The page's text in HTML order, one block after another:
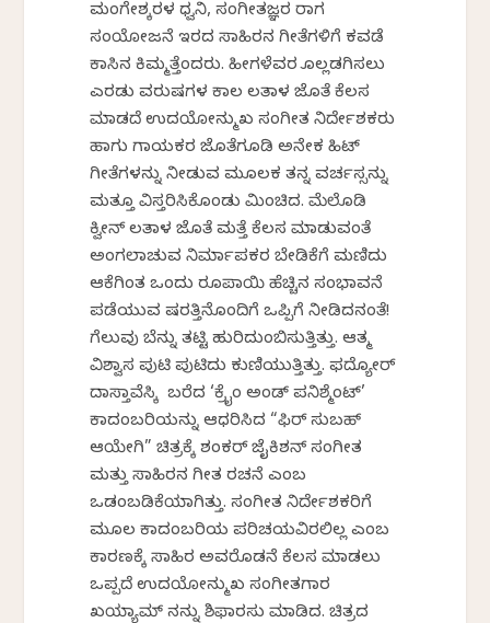
ಮಂಗೇಶ್ಕರಳ ಧ್ವನಿ, ಸಂಗೀತಜ್ಞರ ರಾಗ
ಸಂಯೋಜನೆ ಇರದ ಸಾಹಿರನ ಗೀತೆಗಳಿಗೆ ಕವಡೆ
ಕಾಸಿನ ಕಿಮ್ಮತ್ತೆಂದರು. ಹೀಗಳೆವರ ಸೊಲ್ಲಡಗಿಸಲು
ಎರಡು ವರುಷಗಳ ಕಾಲ ಲತಾಳ ಜೊತೆ ಕೆಲಸ
ಮಾಡದೆ ಉದಯೋನ್ಮುಖ ಸಂಗೀತ ನಿರ್ದೇಶಕರು
ಹಾಗು ಗಾಯಕರ ಜೊತೆಗೂಡಿ ಅನೇಕ ಹಿಟ್
ಗೀತೆಗಳನ್ನು ನೀಡುವ ಮೂಲಕ ತನ್ನ ವರ್ಚಸ್ಸನ್ನು
ಮತ್ತೂ ವಿಸ್ತರಿಸಿಕೊಂಡು ಮಿಂಚಿದ. ಮೆಲೊಡಿ
ಕ್ವೀನ್ ಲತಾಳ ಜೊತೆ ಮತ್ತೆ ಕೆಲಸ ಮಾಡುವಂತೆ
ಅಂಗಲಾಚುವ ನಿರ್ಮಾಪಕರ ಬೇಡಿಕೆಗೆ ಮಣಿದು
ಆಕೆಗಿಂತ ಒಂದು ರೂಪಾಯಿ ಹೆಚ್ಚಿನ ಸಂಭಾವನೆ
ಪಡೆಯುವ ಷರತ್ತಿನೊಂದಿಗೆ ಒಪ್ಪಿಗೆ ನೀಡಿದನಂತೆ!
ಗೆಲುವು ಬೆನ್ನು ತಟ್ಟಿ ಹುರಿದುಂಬಿಸುತ್ತಿತ್ತು. ಆತ್ಮ
ವಿಶ್ವಾಸ ಪುಟಿ ಪುಟಿದು ಕುಣಿಯುತ್ತಿತ್ತು. ಫದ್ಯೋರ್
ದಾಸ್ತಾವೆಸ್ಕಿ ಬರೆದ ‘ಕ್ರೈಂ ಅಂಡ್ ಪನಿಶ್ಮೆಂಟ್’
ಕಾದಂಬರಿಯನ್ನು ಆಧರಿಸಿದ “ಫಿರ್ ಸುಬಹ್
ಆಯೇಗಿ” ಚಿತ್ರಕ್ಕೆ ಶಂಕರ್ ಜೈಕಿಶನ್ ಸಂಗೀತ
ಮತ್ತು ಸಾಹಿರನ ಗೀತ ರಚನೆ ಎಂಬ
ಒಡಂಬಡಿಕೆಯಾಗಿತ್ತು. ಸಂಗೀತ ನಿರ್ದೇಶಕರಿಗೆ
ಮೂಲ ಕಾದಂಬರಿಯ ಪರಿಚಯವಿರಲಿಲ್ಲ ಎಂಬ
ಕಾರಣಕ್ಕೆ ಸಾಹಿರ ಅವರೊಡನೆ ಕೆಲಸ ಮಾಡಲು
ಒಪ್ಪದೆ ಉದಯೋನ್ಮುಖ ಸಂಗೀತಗಾರ
ಖಯ್ಯಾಮ್ ನನ್ನು ಶಿಫಾರಸು ಮಾಡಿದ. ಚಿತ್ರದ